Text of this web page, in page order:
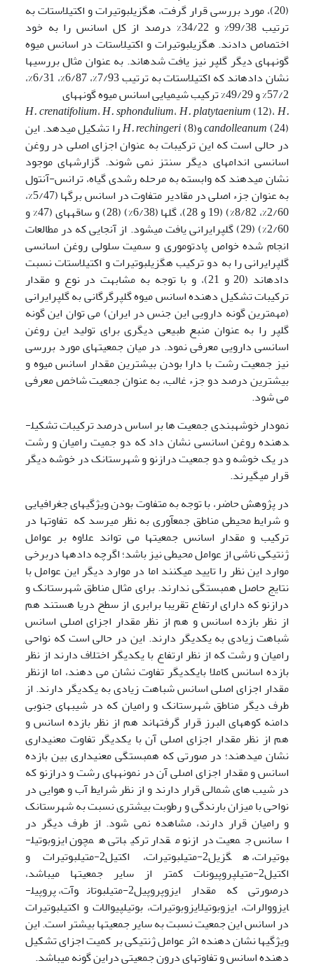
(20)، مورد بررسی قرار گرفت، هگزیل­بوتیرات و اکتیل­استات به
ترتیب 99/38% و 34/22% درصد از کل اسانس را به خود
اختصاص دادند. هگزیل­بوتیرات و اکتیل­استات در اسانس میوه
گونه­های دیگر گلپر نیز یافت شده­اند. به عنوان مثال بررسی­ها
نشان داده­اند که اکتیل­استات به ترتیب 7/93%، 6/87%، 6/31%،
57/2% و 49/29% ترکیب شیمیایی اسانس میوه گونه­های
H. crenatifolium،H. sphondulium،H. platytaenium(12)،H.
candolleanum (24) و H. rechingeri(8) را تشکیل می­دهد. این
در حالی است که این ترکیبات به عنوان اجزای اصلی در روغن
اسانسی اندام­های دیگر سنتز نمی شوند. گزارش­های موجود
نشان می­دهند که وابسته به مرحله رشدی گیاه، ترانس-آنتول
به عنوان جزء اصلی در مقادیر متفاوت در اسانس برگ­ها (5/47%،
2/60%، 8/82%) (19 و 28)، گل­ها (6/38%) (28) و ساقه­ها­ی (47% و
2/60%) (29) گلپرایرانی یافت می­شود. از آنجایی که در مطالعات
انجام شده خواص پادتوموری و سمیت سلولی روغن اسانسی
گلپر­ایرانی را به دو ترکیب هگزیل­بوتیرات و اکتیل­استات نسبت
داده­اند (20 و 21)، و با توجه به مشابهت در نوع و مقدار
ترکیبات تشکیل دهنده اسانس میوه گلپر­گرگانی به گلپر­ایرانی
(مهمترین گونه دارویی این جنس در ایران) می توان این گونه
گلپر را به عنوان منبع طبیعی دیگری برای تولید این روغن
اسانسی دارویی معرفی نمود. در میان جمعیت­های مورد بررسی
نیز جمعیت رشت با دارا بودن بیشترین مقدار اسانس میوه و
بیشترین درصد دو جزء غالب، به عنوان جمعیت شاخص معرفی
می شود.
نمودار خوشه­بندی جمعیت ها بر اساس درصد ترکیبات تشکیل­
دهنده روغن اسانسی نشان داد که دو جمیت رامیان و رشت
در یک خوشه و دو جمعیت درازنو و شهرستانک در خوشه دیگر
قرار می­گیرند.
در پژوهش حاضر، با توجه به متفاوت بودن ویژگی­های جغرافیایی
و شرایط محیطی مناطق جمع­­آوری به نظر می­رسد که تفاوت­ها در
ترکیب و مقدار اسانس جمعیت­ها می تواند علاوه بر عوامل
ژنتیکی ناشی از عوامل محیطی نیز باشد؛ اگرچه داده­ها دربرخی
موارد این نظر را تایید می­­کنند اما در موارد دیگر این عوامل با
نتایج حاصل همبستگی ندارند. برای مثال مناطق شهرستانک و
درازنو که دارای ارتفاع تقریبا برابری از سطح دریا هستند هم
از نظر بازده اسانس و هم از نظر مقدار اجزای اصلی اسانس
شباهت زیادی به یکدیگر دارند. این در حالی است که نواحی
رامیان و رشت که از نظر ارتفاع با یکدیگر اختلاف دارند از نظر
بازده اسانس کاملا بایکدیگر تفاوت نشان می دهند، اما ازنظر
مقدار اجزای اصلی اسانس شباهت زیادی به یکدیگر دارند. از
طرف دیگر مناطق شهرستانک و رامیان که در شیب­های جنوبی
دامنه کوه­های البرز قرار گرفته­اند هم از نظر بازده اسانس و
هم از نظر مقدار اجزای اصلی آن با یکدیگر تفاوت معنی­داری
نشان می­دهند؛ در صورتی که همبستگی معنی­داری بین بازده
اسانس و مقدار اجزای اصلی آن در نمونه­های رشت و درازنو که
در شیب های شمالی قرار دارند و از نظر شرایط آب و هوایی در
نواحی با میزان بارندگی و رطوبت بیشتری نسبت به شهرستانک
و رامیان قرار دارند، مشاهده نمی شود. از طرف دیگر در
اسانس جمعیت درازنو مقدار ترکیباتی همچون ایزوبوتیل­
بوتیرات، هگزیل­2-متیل­بوتیرات، اکتیل2-متیل­بوتیرات و
اکتیل2-متیل­پروپیونات کمتر از سایر جمعیت­ها می­باشد،
درصورتی که مقدار ایزوپروپیل2-متیل­بوتانوآت، پروپیل­
ایزووالرات، ایزوبوتیل­ایزوبوتیرات، بوتیل­پیوالات و اکتیل­بوتیرات
در اسانس این جمعیت نسبت به سایر جمعیت­ها بیشتر است. این
ویژگی­ها نشان دهنده اثر عوامل ژنتیکی بر کمیت اجزای تشکیل
دهنده اسانس و تفاوت­های درون جمعیتی دراین گونه می­باشد.